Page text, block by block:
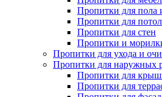
Пропитки для пола
Пропитки для
Пропитки для стен
Пропитки и
Пропитки для ухода и
Пропитки для наружных
Пропитки для
Пропитки для